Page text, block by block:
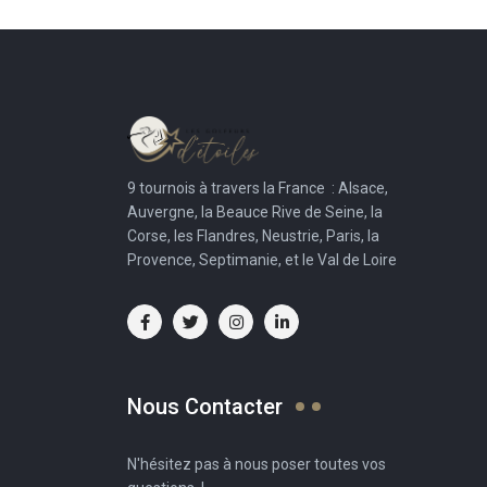
9 tournois à travers la France : Alsace,
Auvergne, la Beauce Rive de Seine, la
Corse, les Flandres, Neustrie, Paris, la
Provence, Septimanie, et le Val de Loire
Nous Contacter
N'hésitez pas à nous poser toutes vos